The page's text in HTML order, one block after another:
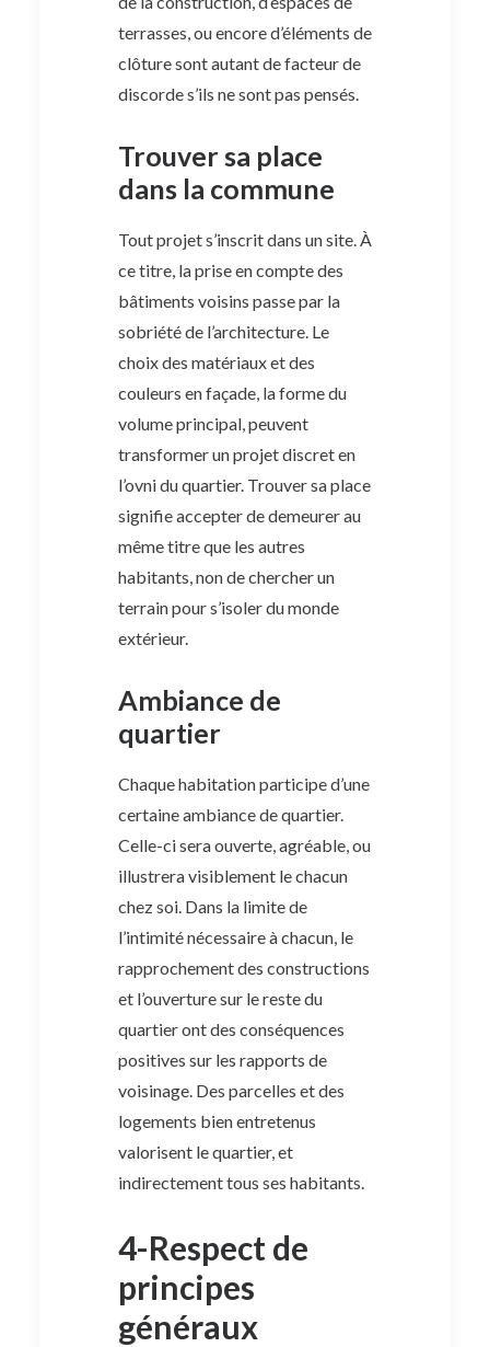
terrasses, ou encore d’éléments de
clôture sont autant de facteur de
discorde s’ils ne sont pas pensés.
Trouver sa place
dans la commune
Tout projet s’inscrit dans un site. À
ce titre, la prise en compte des
bâtiments voisins passe par la
sobriété de l’architecture. Le
choix des matériaux et des
couleurs en façade, la forme du
volume principal, peuvent
transformer un projet discret en
l’ovni du quartier. Trouver sa place
signifie accepter de demeurer au
même titre que les autres
habitants, non de chercher un
terrain pour s’isoler du monde
extérieur.
Ambiance de
quartier
Chaque habitation participe d’une
certaine ambiance de quartier.
Celle-ci sera ouverte, agréable, ou
illustrera visiblement le chacun
chez soi. Dans la limite de
l’intimité nécessaire à chacun, le
rapprochement des constructions
et l’ouverture sur le reste du
quartier ont des conséquences
positives sur les rapports de
voisinage. Des parcelles et des
logements bien entretenus
valorisent le quartier, et
indirectement tous ses habitants.
4-Respect de
principes
généraux